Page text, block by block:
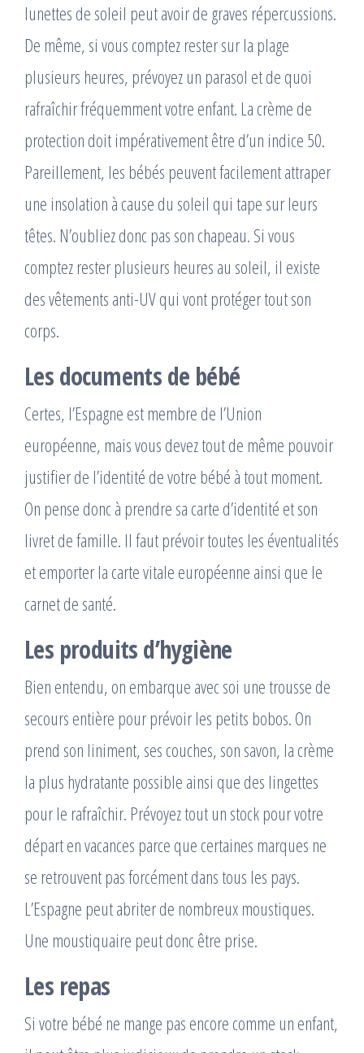
lunettes de soleil peut avoir de graves répercussions.
De même, si vous comptez rester sur la plage
plusieurs heures, prévoyez un parasol et de quoi
rafraîchir fréquemment votre enfant. La crème de
protection doit impérativement être d’un indice 50.
Pareillement, les bébés peuvent facilement attraper
une insolation à cause du soleil qui tape sur leurs
têtes. N’oubliez donc pas son chapeau. Si vous
comptez rester plusieurs heures au soleil, il existe
des vêtements anti-UV qui vont protéger tout son
corps.
Les documents de bébé
Certes, l’Espagne est membre de l’Union
européenne, mais vous devez tout de même pouvoir
justifier de l’identité de votre bébé à tout moment.
On pense donc à prendre sa carte d’identité et son
livret de famille. Il faut prévoir toutes les éventualités
et emporter la carte vitale européenne ainsi que le
carnet de santé.
Les produits d’hygiène
Bien entendu, on embarque avec soi une trousse de
secours entière pour prévoir les petits bobos. On
prend son liniment, ses couches, son savon, la crème
la plus hydratante possible ainsi que des lingettes
pour le rafraîchir. Prévoyez tout un stock pour votre
départ en vacances parce que certaines marques ne
se retrouvent pas forcément dans tous les pays.
L’Espagne peut abriter de nombreux moustiques.
Une moustiquaire peut donc être prise.
Les repas
Si votre bébé ne mange pas encore comme un enfant,